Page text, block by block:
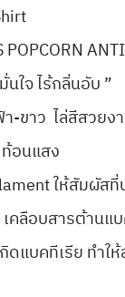
ใจ ไร้กลิ่นอับ ”
-ขาว ไล่สีสวยง
อนแสง
ให้สัมผัส
เคลือบสารต้านแ
แบคทีเรีย ทำใ